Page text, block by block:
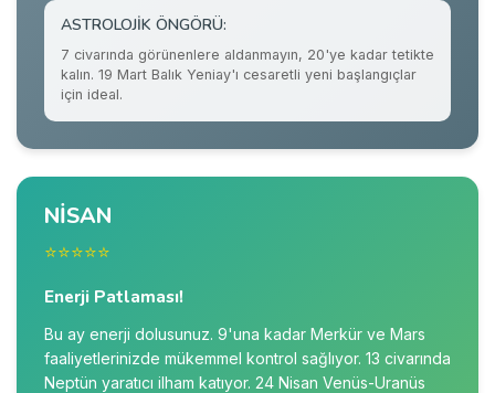
ASTROLOJIK ÖNGÖRÜ:
7 civarında görünenlere aldanmayın, 20'ye kadar tetikte
kalın. 19 Mart Balık Yeniay'ı cesaretli yeni başlangıçlar
için ideal.
NİSAN
⭐⭐⭐⭐⭐
Enerji Patlaması!
Bu ay enerji dolusunuz. 9'una kadar Merkür ve Mars
faaliyetlerinizde mükemmel kontrol sağlıyor. 13 civarında
Neptün yaratıcı ilham katıyor. 24 Nisan Venüs-Uranüs